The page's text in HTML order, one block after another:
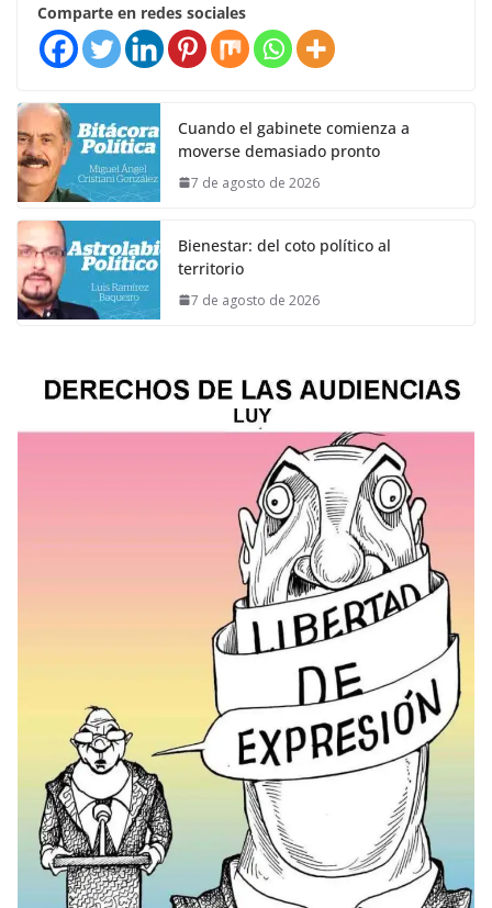
Comparte en redes sociales
Cuando el gabinete comienza a
moverse demasiado pronto
7 de agosto de 2026
Bienestar: del coto político al
territorio
7 de agosto de 2026